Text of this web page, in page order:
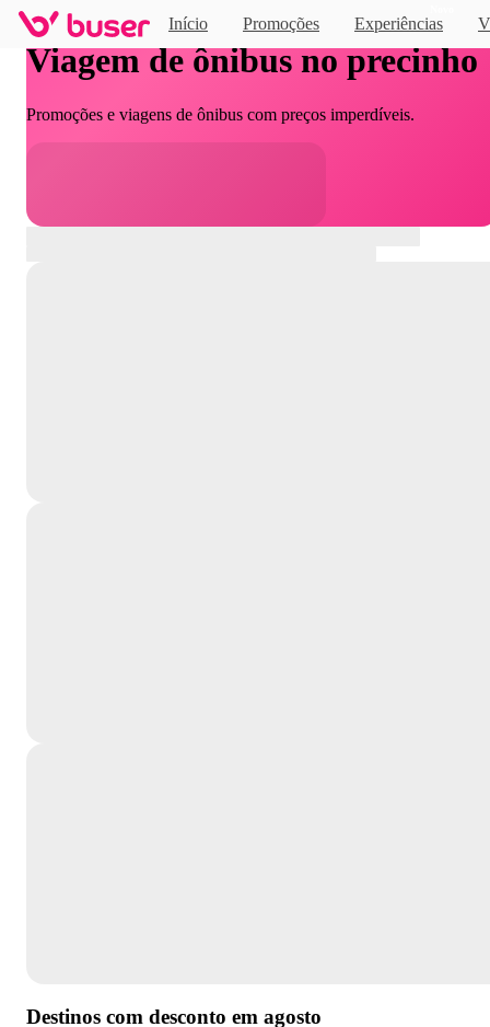
Início Promoções Experiências
Viagem de ônibus no precinho
Promoções e viagens de ônibus com preços imperdíveis.
Destinos com desconto em agosto